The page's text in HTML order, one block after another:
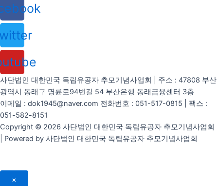
사단법인 대한민국 독립유공자 추모기념사업회 | 주소 : 47808 부산
광역시 동래구 명륜로94번길 54 부산은행 동래금융센터 3층
이메일 : dok1945@naver.com 전화번호 : 051-517-0815 | 팩스 :
051-582-8151
Copyright © 2026 사단법인 대한민국 독립유공자 추모기념사업회
| Powered by 사단법인 대한민국 독립유공자 추모기념사업회
×